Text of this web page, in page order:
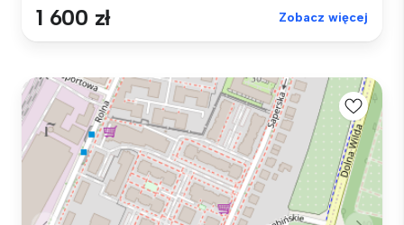
1 600 zł Zobacz więcej